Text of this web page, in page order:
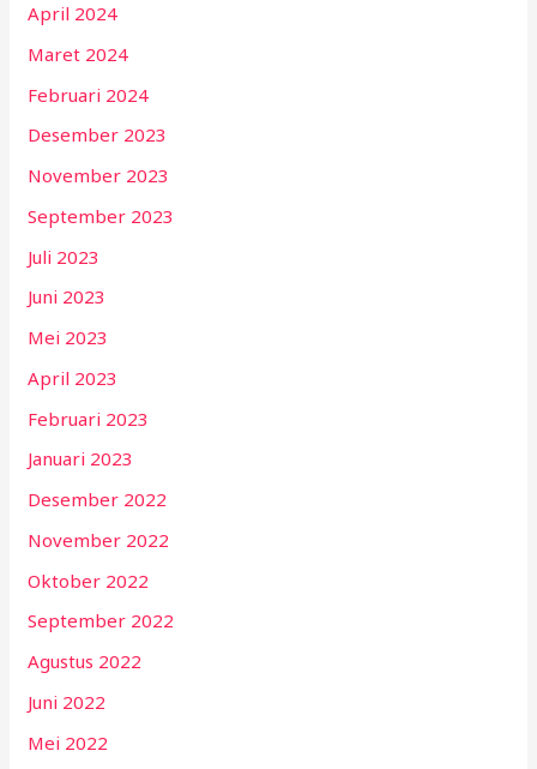
April 2024
Maret 2024
Februari 2024
Desember 2023
November 2023
September 2023
Juli 2023
Juni 2023
Mei 2023
April 2023
Februari 2023
Januari 2023
Desember 2022
November 2022
Oktober 2022
September 2022
Agustus 2022
Juni 2022
Mei 2022